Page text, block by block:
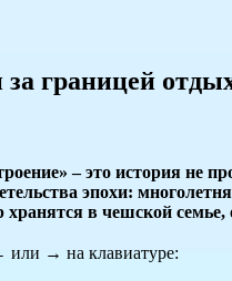
за границей
– это история
эпохи:
в чешской
или → на клавиатуре: